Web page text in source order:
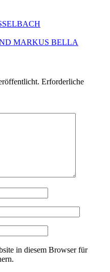
MARKUS BELLA
Erforderliche
in diesem Browser für